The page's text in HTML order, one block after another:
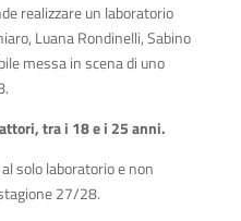
realizzare un laboratorio
Luana Rondinelli, Sabino
messa in scena di uno
tra i 18 e i 25 anni.
solo laboratorio e non
27/28.